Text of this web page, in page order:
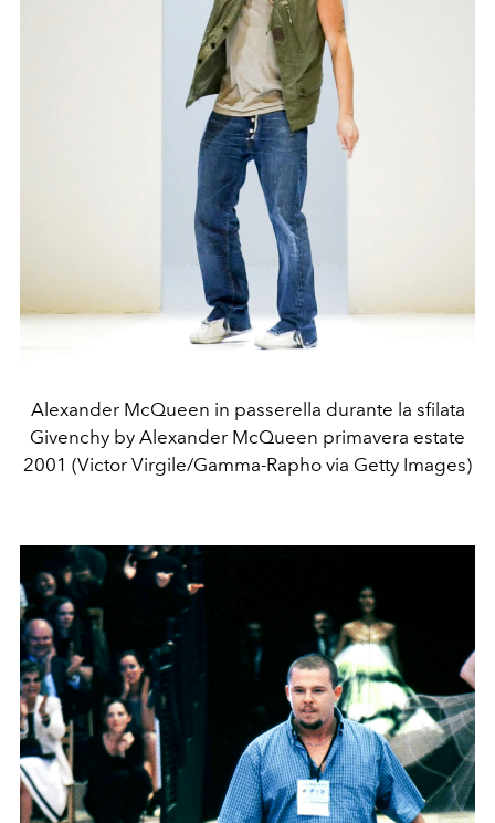
Alexander McQueen in passerella durante la sfilata
Givenchy by Alexander McQueen primavera estate
2001 (Victor Virgile/Gamma-Rapho via Getty Images)